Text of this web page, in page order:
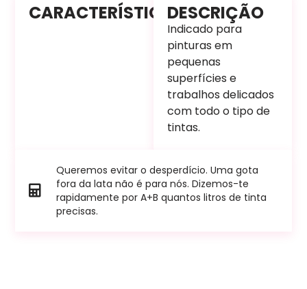
CARACTERÍSTICASDESCRIÇÃO
Indicado para
pinturas em
pequenas
superfícies e
trabalhos delicados
com todo o tipo de
tintas.
Queremos evitar o desperdício. Uma gota
fora da lata não é para nós. Dizemos-te
rapidamente por A+B quantos litros de tinta
precisas.